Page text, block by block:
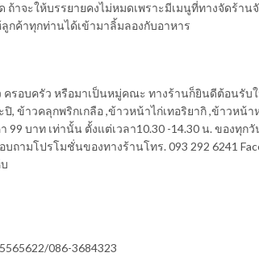
าจะให้บรรยายคงไม่หมดเพราะมีเมนูที่ทางจัดร้าน
กค้าทุกท่านได้เข้ามาลิ้มลองกับอาหาร
รอบครัว หรือมาเป็นหมู่คณะ ทางร้านก็ยินดีต้อนรับ
ข้าวคลุกพริกเกลือ ,ข้าวหน้าไก่เทอริยากิ ,ข้าวหน้
บาท เท่านั้น ตั้งแต่เวลา10.30 -14.30 น. ของทุก
ถามโปรโมชั่นของทางร้านโทร. 093 292 6241
086-3684323